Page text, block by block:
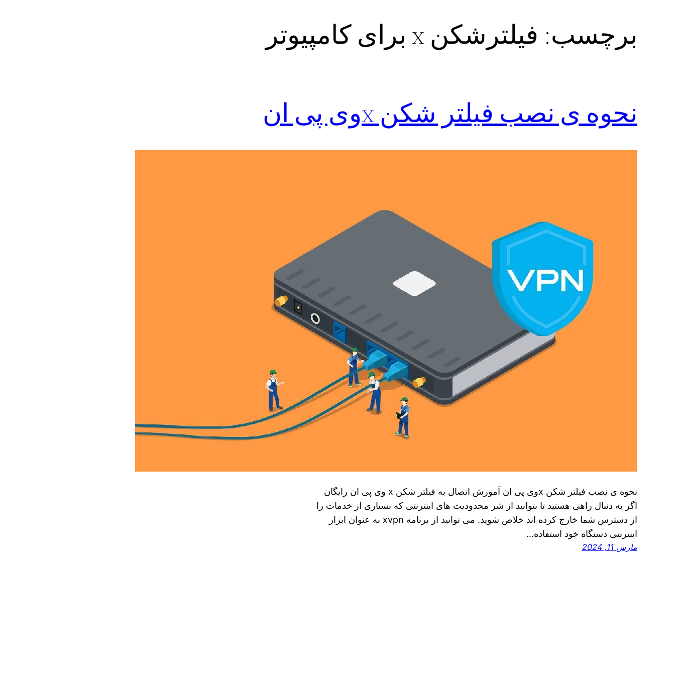
برچسب: فیلترشکن x برای کامپیوتر
نحوه ی نصب فیلتر شکن xوی پی ان
نحوه ی نصب فیلتر شکن xوی پی ان آموزش اتصال به فیلتر شکن x وی پی ان رایگان
اگر به دنبال راهی هستید تا بتوانید از شر محدودیت‌ های اینترنتی که بسیاری از خدمات را
از دسترس شما خارج کرده‌ اند خلاص شوید. می‌ توانید از برنامه xvpn به عنوان ابزار
اینترنتی دستگاه خود استفاده…
مارس 11, 2024